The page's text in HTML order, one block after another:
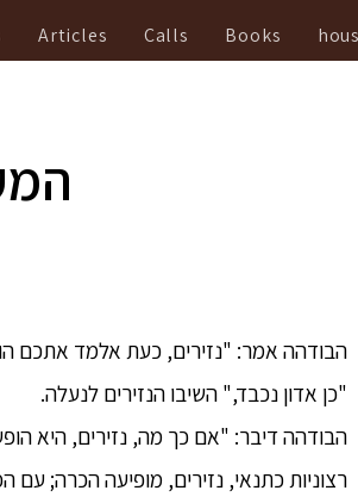
Books
Calls
Articles
הבודהה אמר: "נזירים, כעת אלמד אתכם
"כן אדון נכבד," השיבו הנזירים לנעלה.
הבודהה דיבר: "אם כך מה, נזירים, היא
רצוניות כתנאי, נזירים, מופיעה הכרה; עם